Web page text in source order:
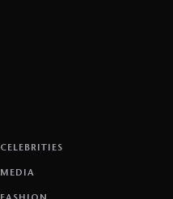
CELEBRITIES
MEDIA